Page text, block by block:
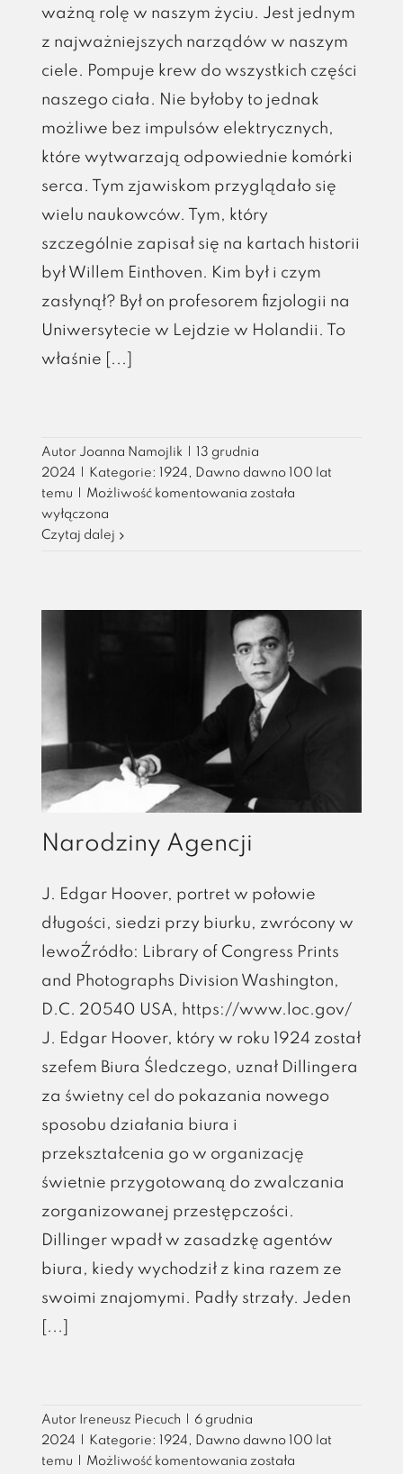
ważną rolę w naszym życiu. Jest jednym
z najważniejszych narządów w naszym
ciele. Pompuje krew do wszystkich części
naszego ciała. Nie byłoby to jednak
możliwe bez impulsów elektrycznych,
które wytwarzają odpowiednie komórki
serca. Tym zjawiskom przyglądało się
wielu naukowców. Tym, który
szczególnie zapisał się na kartach historii
był Willem Einthoven. Kim był i czym
zasłynął? Był on profesorem fizjologii na
Uniwersytecie w Lejdzie w Holandii. To
właśnie [...]
Autor Joanna Namojlik
13 grudnia
2024
Kategorie: 1924, Dawno dawno 100 lat
temu
Możliwość komentowania Miej
została
wyłączona
Czytaj dalej
Narodziny Agencji
J. Edgar Hoover, portret w połowie
długości, siedzi przy biurku, zwrócony w
lewoŹródło: Library of Congress Prints
and Photographs Division Washington,
D.C. 20540 USA, https://www.loc.gov/
J. Edgar Hoover, który w roku 1924 został
szefem Biura Śledczego, uznał Dillingera
za świetny cel do pokazania nowego
sposobu działania biura i
przekształcenia go w organizację
świetnie przygotowaną do zwalczania
zorganizowanej przestępczości.
Dillinger wpadł w zasadzkę agentów
biura, kiedy wychodził z kina razem ze
swoimi znajomymi. Padły strzały. Jeden
[...]
Autor Ireneusz Piecuch
6 grudnia
2024
Kategorie: 1924
Dawno dawno 100 lat
temu
Możliwość komentowania Narodziny
została